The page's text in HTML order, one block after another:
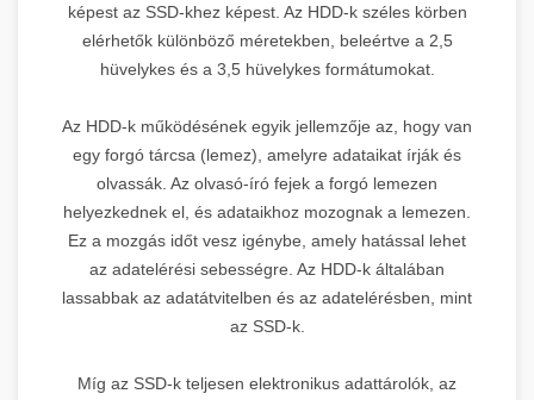
képest az SSD-khez képest. Az HDD-k széles körben
elérhetők különböző méretekben, beleértve a 2,5
hüvelykes és a 3,5 hüvelykes formátumokat.
Az HDD-k működésének egyik jellemzője az, hogy van
egy forgó tárcsa (lemez), amelyre adataikat írják és
olvassák. Az olvasó-író fejek a forgó lemezen
helyezkednek el, és adataikhoz mozognak a lemezen.
Ez a mozgás időt vesz igénybe, amely hatással lehet
az adatelérési sebességre. Az HDD-k általában
lassabbak az adatátvitelben és az adatelérésben, mint
az SSD-k.
Míg az SSD-k teljesen elektronikus adattárolók, az